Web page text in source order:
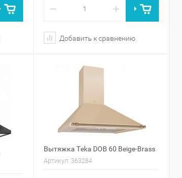
− +
Добавить к сравнению
Вытяжка Teka DOB 60 Beige-Brass
Артикул: 363284